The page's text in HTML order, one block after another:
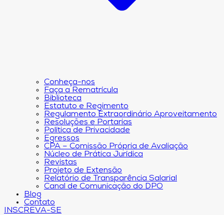
Conheça-nos
Faça a Rematrícula
Biblioteca
Estatuto e Regimento
Regulamento Extraordinário Aproveitamento
Resoluções e Portarias
Política de Privacidade
Egressos
CPA – Comissão Própria de Avaliação
Núcleo de Prática Jurídica
Revistas
Projeto de Extensão
Relatório de Transparência Salarial
Canal de Comunicação do DPO
Blog
Contato
INSCREVA-SE